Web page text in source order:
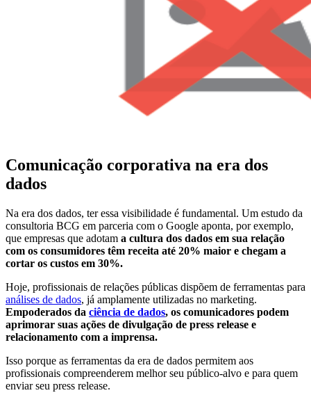
Comunicação corporativa na era dos
dados
Na era dos dados, ter essa visibilidade é fundamental. Um estudo da
consultoria BCG em parceria com o Google aponta, por exemplo,
que empresas que adotam a cultura dos dados em sua relação
com os consumidores têm receita até 20% maior e chegam a
cortar os custos em 30%.
Hoje, profissionais de relações públicas dispõem de ferramentas para
análises de dados, já amplamente utilizadas no marketing.
Empoderados da ciência de dados, os comunicadores podem
aprimorar suas ações de divulgação de press release e
relacionamento com a imprensa.
Isso porque as ferramentas da era de dados permitem aos
profissionais compreenderem melhor seu público-alvo e para quem
enviar seu press release.